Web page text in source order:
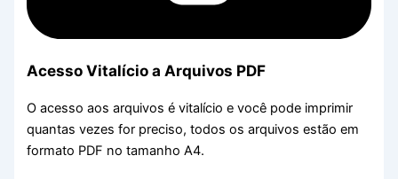
Acesso Vitalício a Arquivos PDF
O acesso aos arquivos é vitalício e você pode imprimir
quantas vezes for preciso, todos os arquivos estão em
formato PDF no tamanho A4.